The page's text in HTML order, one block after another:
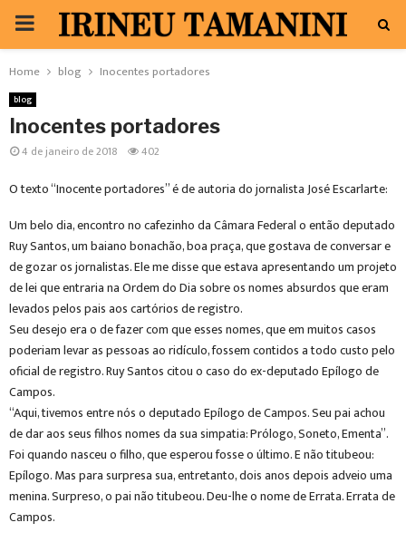
PRIMARY
MENU
Home blog Inocentes portadores
blog
Inocentes portadores
4 de janeiro de 2018 402
O texto “Inocente portadores” é de autoria do jornalista José Escarlarte:
Um belo dia, encontro no cafezinho da Câmara Federal o então deputado
Ruy Santos, um baiano bonachão, boa praça, que gostava de conversar e
de gozar os jornalistas. Ele me disse que estava apresentando um projeto
de lei que entraria na Ordem do Dia sobre os nomes absurdos que eram
levados pelos pais aos cartórios de registro.
Seu desejo era o de fazer com que esses nomes, que em muitos casos
poderiam levar as pessoas ao ridículo, fossem contidos a todo custo pelo
oficial de registro. Ruy Santos citou o caso do ex-deputado Epílogo de
Campos.
“Aqui, tivemos entre nós o deputado Epílogo de Campos. Seu pai achou
de dar aos seus filhos nomes da sua simpatia: Prólogo, Soneto, Ementa”.
Foi quando nasceu o filho, que esperou fosse o último. E não titubeou:
Epílogo. Mas para surpresa sua, entretanto, dois anos depois adveio uma
menina. Surpreso, o pai não titubeou. Deu-lhe o nome de Errata. Errata de
Campos.